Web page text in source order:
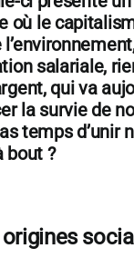
où le
salariale,
qui va
la survie de
temps d’unir
bout ?